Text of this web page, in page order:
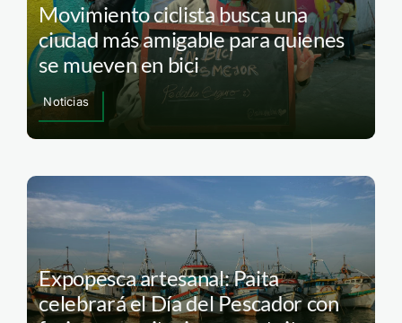
Movimiento ciclista busca una
ciudad más amigable para quienes
se mueven en bici
Noticias
Expopesca artesanal: Paita
celebrará el Día del Pescador con